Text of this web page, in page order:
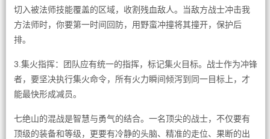
切入被法师技能覆盖的区域，收割残血敌人。当敌方战士冲击我
方法师时，你要第一时间回防，用野蛮冲撞将其撞开，保护后
排。
3.集火指挥：团队应有统一的指挥，标记集火目标。战士作为冲锋
者，要坚决执行集火命令，所有火力瞬间倾泻到同一目标上，才
能最快形成减员。
七绝山的混战是智慧与勇气的结合。一名顶尖的战士，不仅要有
顶级的装备和等级，更要有冷静的头脑、精准的走位、果断的出